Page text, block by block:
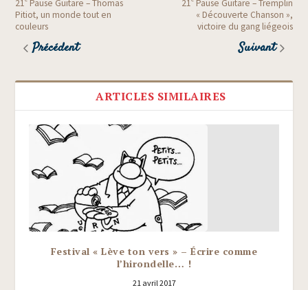
21 Pause Guitare – Thomas
Pitiot, un monde tout en
couleurs
Précédent
21 Pause Guitare – Tremplin
« Découverte Chanson »,
victoire du gang liégeois
Suivant
ARTICLES SIMILAIRES
Festival « Lève ton vers » – Écrire comme
l’hirondelle… !
21 avril 2017